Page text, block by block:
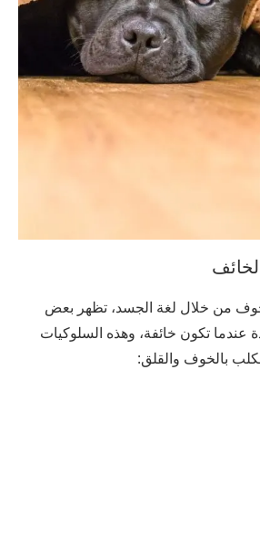
من خلال لغة الجسد، تظهر بعض
عندما تكون خائفة، وهذه السلوكيات
بالخوف والقلق: